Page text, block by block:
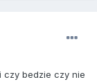
czy bedzie czy nie